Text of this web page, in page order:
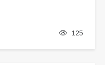
125